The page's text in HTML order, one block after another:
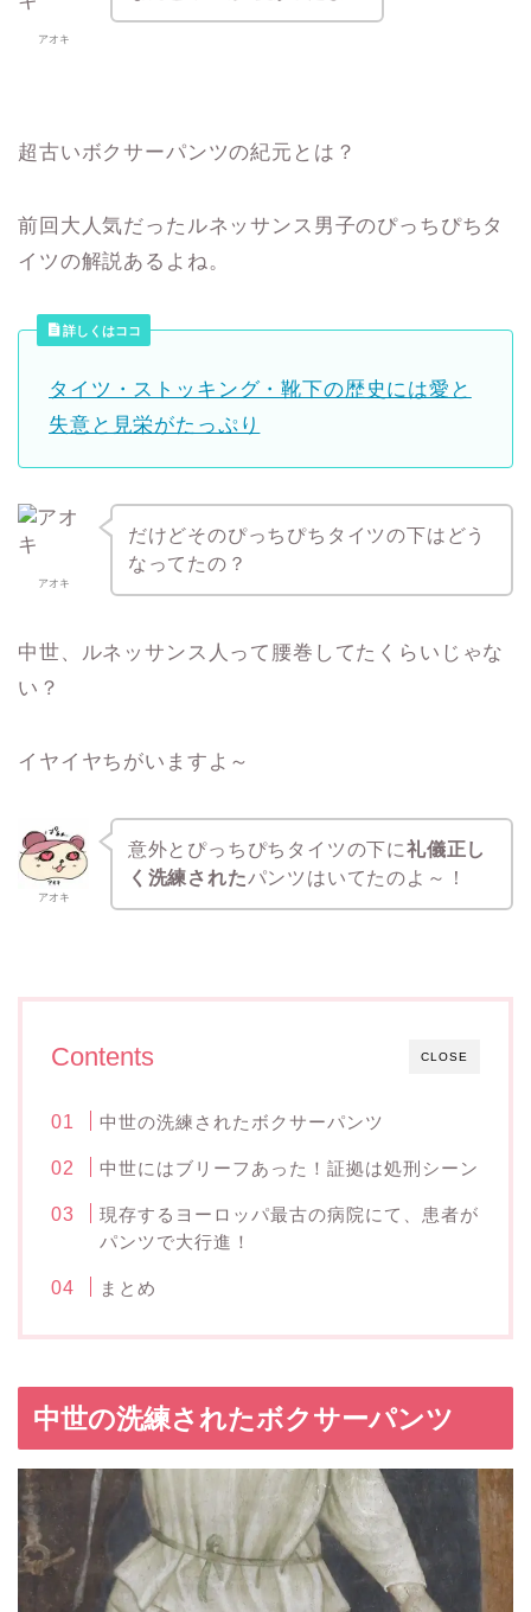
アオキ
超古いボクサーパンツの紀元とは？
前回大人気だったルネッサンス男子のぴっちぴちタ
イツの解説あるよね。
詳しくはココ
タイツ・ストッキング・靴下の歴史には愛と
失意と見栄がたっぷり
アオキ
だけどそのぴっちぴちタイツの下はどう
なってたの？
中世、ルネッサンス人って腰巻してたくらいじゃな
い？
イヤイヤちがいますよ～
アオキ
意外と ぴっちぴちタイツの下に礼儀正し
く洗練されたパンツはいてたのよ～！
CLOSE
Contents
中世の洗練されたボクサーパンツ
中世にはブリーフあった！証拠は処刑シーン
現存するヨーロッパ最古の病院にて、患者が
パンツで大行進！
まとめ
中世の洗練されたボクサーパンツ